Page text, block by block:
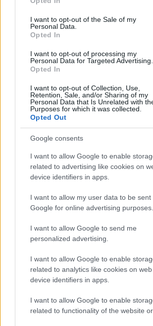
use your data for below specified purposes
consent section.
I want to opt-out of the Sale of my
Personal Data.
Opted In
I want to opt-out of processing my
Personal Data for Targeted Advertising.
Opted In
I want to opt-out of Collection, Use,
Retention, Sale, and/or Sharing of my
Personal Data that Is Unrelated with
Purposes for which it was collected.
Opted Out
Google consents
I want to allow Google to enable
related to advertising like cookies on
device identifiers in apps.
I want to allow my user data to be sent
Google for online advertising purposes.
I want to allow Google to send me
personalized advertising.
I want to allow Google to enable
related to analytics like cookies on
device identifiers in apps.
I want to allow Google to enable
related to functionality of the website or
AUTORE
Camilla Fiore, da Verona,
review dopo aver testato un
linea editoriale dedicata alla
Propone rubriche con taglio
in redazione la precisione di
vecchi campionari.